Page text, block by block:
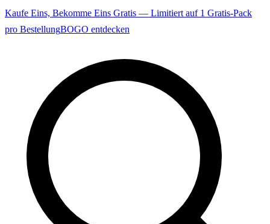
Kaufe Eins, Bekomme Eins Gratis — Limitiert auf 1 Gratis-Pack
pro BestellungBOGO entdecken